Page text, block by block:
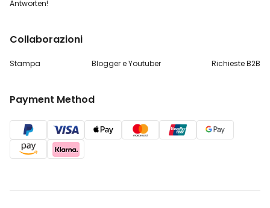
Antworten!
Collaborazioni
Stampa Blogger e Youtuber Richieste B2B
Payment Method